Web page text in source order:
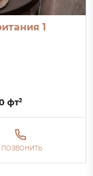
1
фт²
ПОЗВОНИТЬ